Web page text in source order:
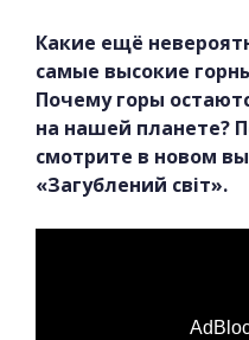
Какие ещё
самые высокие
Почему горы
на нашей планете?
смотрите в новом
«Загублений світ».